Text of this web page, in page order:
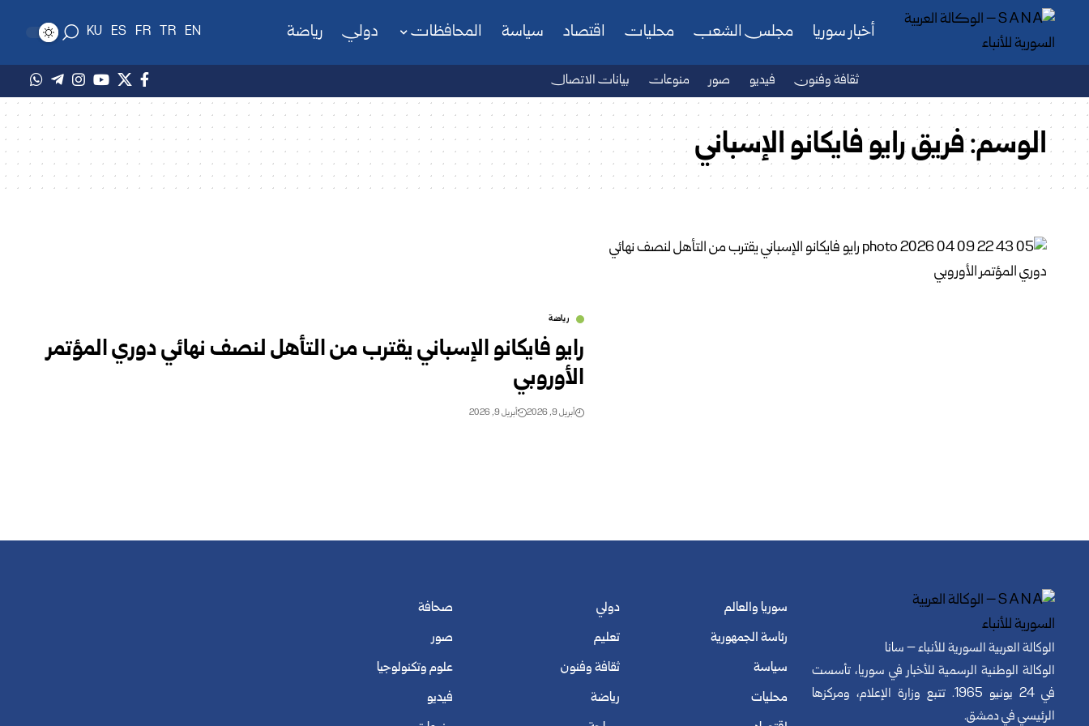
أخبار سوريا مجلس الشعب محليات اقتصاد سياسة المحافظات دولي رياضة EN
TR
FR
ES
KU
ثقافة وفنون فيديو صور منوعات بيانات الاتصال
الوسم:فريق رايو فايكانو الإسباني
رياضة
رايو فايكانو الإسباني يقترب من التأهل لنصف نهائي دوري المؤتمر
الأوروبي
أبريل 9, 2026 أبريل 9, 2026
الوكالة العربية السورية للأنباء – سانا
الوكالة الوطنية الرسمية للأخبار في سوريا، تأسست
في 24 يونيو 1965. تتبع وزارة الإعلام، ومركزها
الرئيسي في دمشق.
سوريا والعالم
رئاسة الجمهورية
سياسة
محليات
دولي
تعليم
ثقافة وفنون
رياضة
صحافة
صور
علوم وتكنولوجيا
فيديو